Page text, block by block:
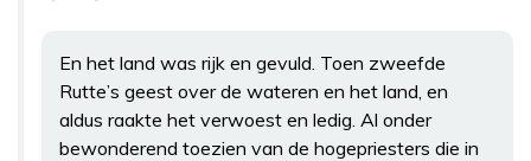
En het land was rijk en gevuld. Toen zweefde
Rutte’s geest over de wateren en het land, en
aldus raakte het verwoest en ledig. Al onder
bewonderend toezien van de hogepriesters die in